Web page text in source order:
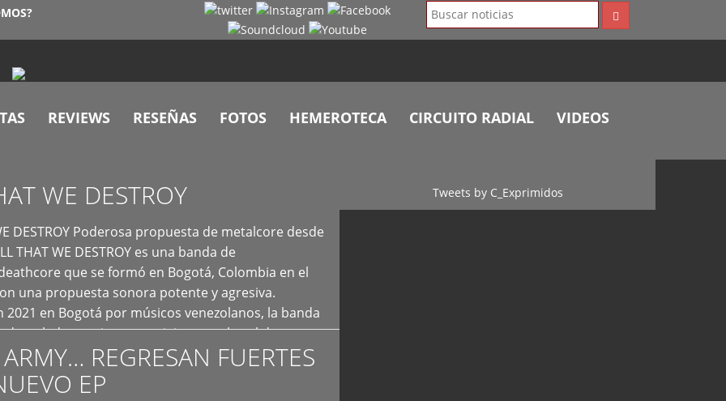
REVIEWS RESEÑAS FOTOS HEMEROTECA CIRCUITO RADIAL VIDEOS
WE DESTROY
DESTROY Poderosa propuesta de metalcore desde
THAT WE DESTROY es una banda de
que se formó en Bogotá, Colombia en el
una propuesta sonora potente y agresiva.
2021 en Bogotá por músicos venezolanos, la banda
demoledores, ritmos vertiginosos y breakdowns
creando […]REGRESAN FUERTES
EP
Tweets by C_Exprimidos